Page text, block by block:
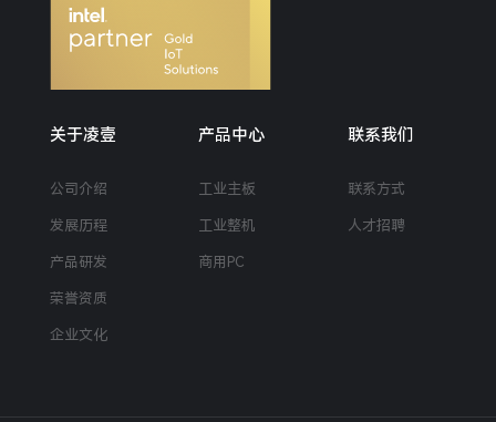
关于凌壹
公司介绍
发展历程
产品研发
荣誉资质
企业文化
产品中心
工业主板
工业整机
商用PC
联系我们
联系方式
人才招聘